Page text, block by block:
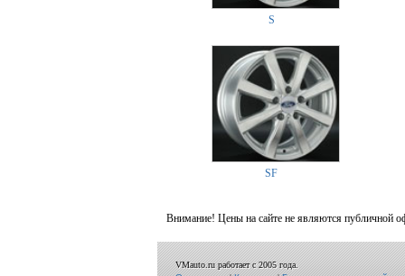
S
SF
Внимание! Цены на сайте не являются публичной
VMauto.ru работает с 2005 года.